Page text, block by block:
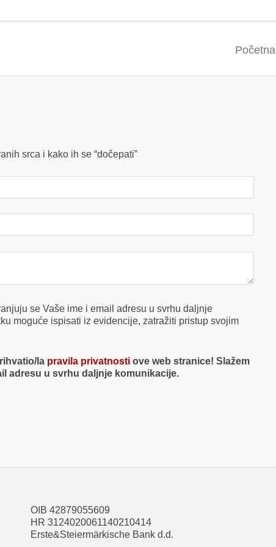
Početna
srca i kako ih se “dočepati”
se Vaše ime i email adresu u svrhu daljnje
moguće ispisati iz evidencije, zatražiti pristup svojim
la pravila privatnosti ove web stranice! Slažem
adresu u svrhu daljnje komunikacije.
OIB 42879055609
HR 3124020061140210414
Erste&Steiermärkische Bank d.d.